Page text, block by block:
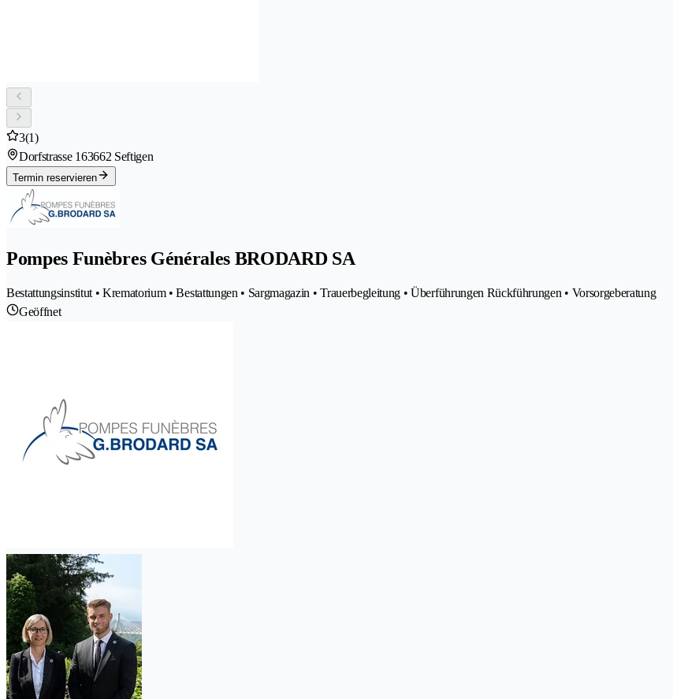
3(1)
Dorfstrasse 163662 Seftigen
Termin reservieren
Pompes Funèbres Générales BRODARD SA
Bestattungsinstitut • Krematorium • Bestattungen • Sargmagazin • Trauerbegleitung • Überführungen Rückführungen • Vorsorgeberatung
Geöffnet